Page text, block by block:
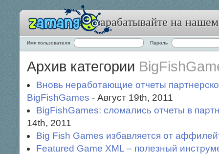
Zamango: зарабатывайте на
Имя пользователя Пароль
Архив категории
Вновь неработающие отчеты
BigFishGames - Август 19th, 2011
BigFishGames: сломались отчеты в
14th, 2011
Big Fish Games избавляется от
Featured Game XML – полезный